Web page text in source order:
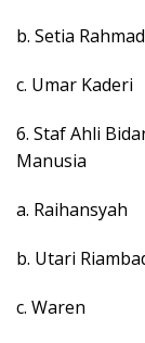
b. Setia
c. Umar Kaderi
6. Staf Ahli
Manusia
a. Raihansyah
b. Utari
c. Waren